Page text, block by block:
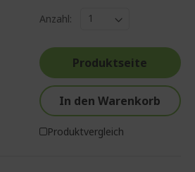
Anzahl:
Produktseite
In den Warenkorb
Produktvergleich